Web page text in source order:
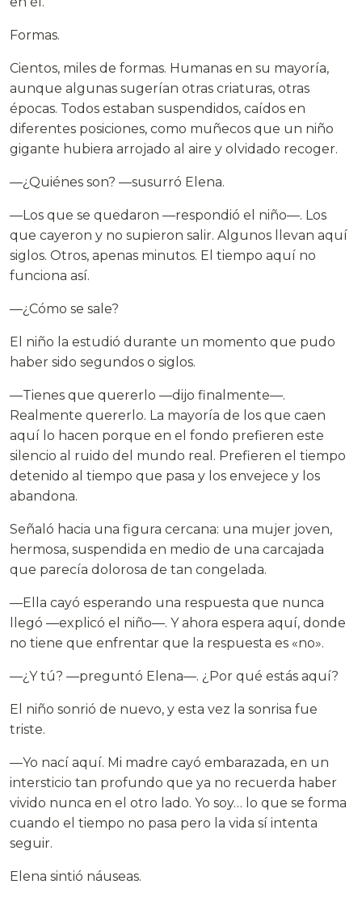
Formas.
Cientos, miles de formas. Humanas en su mayoría,
aunque algunas sugerían otras criaturas, otras
épocas. Todos estaban suspendidos, caídos en
diferentes posiciones, como muñecos que un niño
gigante hubiera arrojado al aire y olvidado recoger.
—¿Quiénes son? —susurró Elena.
—Los que se quedaron —respondió el niño—. Los
que cayeron y no supieron salir. Algunos llevan aquí
siglos. Otros, apenas minutos. El tiempo aquí no
funciona así.
—¿Cómo se sale?
El niño la estudió durante un momento que pudo
haber sido segundos o siglos.
—Tienes que quererlo —dijo finalmente—.
Realmente quererlo. La mayoría de los que caen
aquí lo hacen porque en el fondo prefieren este
silencio al ruido del mundo real. Prefieren el tiempo
detenido al tiempo que pasa y los envejece y los
abandona.
Señaló hacia una figura cercana: una mujer joven,
hermosa, suspendida en medio de una carcajada
que parecía dolorosa de tan congelada.
—Ella cayó esperando una respuesta que nunca
llegó —explicó el niño—. Y ahora espera aquí, donde
no tiene que enfrentar que la respuesta es «no».
—¿Y tú? —preguntó Elena—. ¿Por qué estás aquí?
El niño sonrió de nuevo, y esta vez la sonrisa fue
triste.
—Yo nací aquí. Mi madre cayó embarazada, en un
intersticio tan profundo que ya no recuerda haber
vivido nunca en el otro lado. Yo soy… lo que se forma
cuando el tiempo no pasa pero la vida sí intenta
seguir.
Elena sintió náuseas.